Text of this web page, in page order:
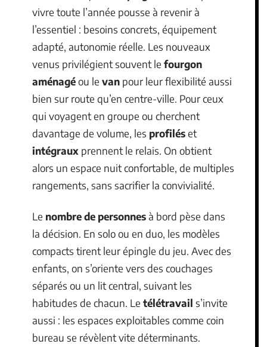
vivre toute l’année pousse à revenir à
l’essentiel : besoins concrets, équipement
adapté, autonomie réelle. Les nouveaux
venus privilégient souvent le fourgon
aménagéou le van pour leur flexibilité aussi
bien sur route qu’en centre-ville. Pour ceux
qui voyagent en groupe ou cherchent
davantage de volume, les profiléset
intégraux prennent le relais. On obtient
alors un espace nuit confortable, de multiples
rangements, sans sacrifier la convivialité.
Le nombre de personnesà bord pèse dans
la décision. En solo ou en duo, les modèles
compacts tirent leur épingle du jeu. Avec des
enfants, on s’oriente vers des couchages
séparés ou un lit central, suivant les
habitudes de chacun. Le télétravail s’invite
aussi : les espaces exploitables comme coin
bureau se révèlent vite déterminants.